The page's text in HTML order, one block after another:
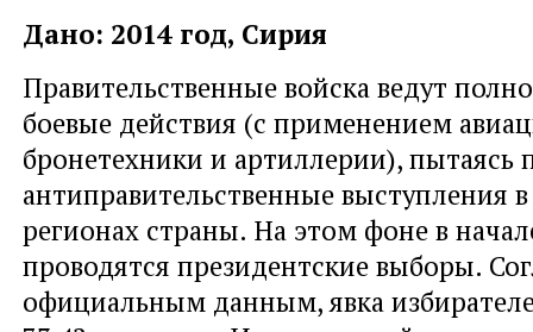
Дано: 2014 год, Сирия
Правительственные войска ведут
боевые действия (с применением
бронетехники и артиллерии), пытаясь
антиправительственные выступления
регионах страны. На этом фоне в
проводятся президентские выборы.
официальным данным, явка